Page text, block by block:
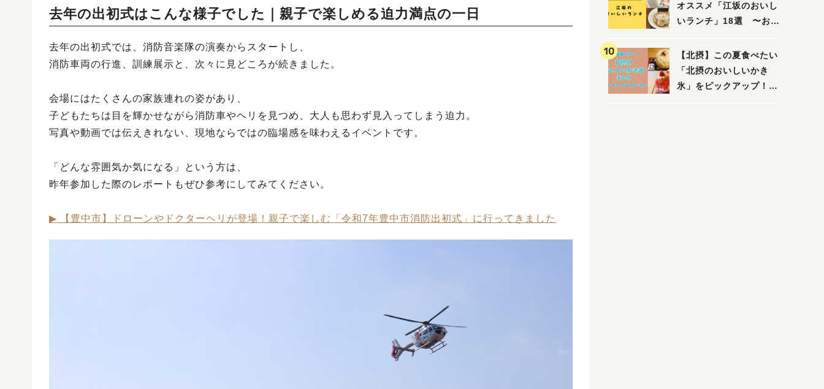
去年の出初式はこんな様子でした｜親子で楽しめる迫力満点の一日
去年の出初式では、消防音楽隊の演奏からスタートし、
消防車両の行進、訓練展示と、次々に見どころが続きました。
会場にはたくさんの家族連れの姿があり、
子どもたちは目を輝かせながら消防車やヘリを見つめ、大人も思わず見入ってしまう迫力。
写真や動画では伝えきれない、現地ならではの臨場感を味わえるイベントです。
「どんな雰囲気か気になる」という方は、
昨年参加した際のレポートもぜひ参考にしてみてください。
▶︎ 【豊中市】ドローンやドクターヘリが登場！親子で楽しむ「令和7年豊中市消防出初式」に行ってきました
オススメ「江坂のおいし
いランチ」18選 〜おし
とりさまでも楽しめるお
店まで〜
【北摂】この夏食べたい
「北摂のおいしいかき
氷」をピックアップ！